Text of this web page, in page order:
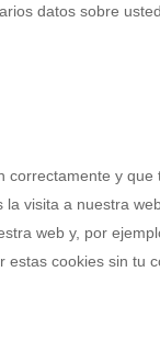
datos sobre
correctamente y
visita a nuestra
web y, por
cookies sin tu